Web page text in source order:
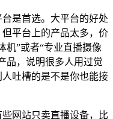
是首选。大平台的好处
平台上的产品太多，价
机”或者“专业直播摄像
品，说明很多人用过觉
吐槽的是不是你也能接
网站只卖直播设备，比